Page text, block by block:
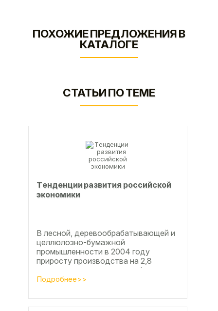
ПОХОЖИЕ ПРЕДЛОЖЕНИЯ В
КАТАЛОГЕ
СТАТЬИ ПО ТЕМЕ
Тeндeнции paзвития poccийcкoй
экoнoмики
В лесной, деревообрабатывающей и
целлюлозно-бумажной
промышленности в 2004 году
приросту производства на 2,8
процента во многом способствовали
развитие тех подотраслей,
Подробнее>>